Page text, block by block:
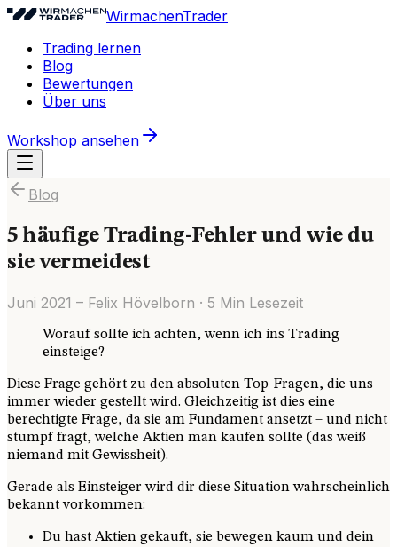
WirmachenTrader
Trading lernen
Blog
Bewertungen
Über uns
Workshop ansehen
Blog
5 häufige Trading-Fehler und wie du
sie vermeidest
Juni 2021 – Felix Hövelborn · 5 Min Lesezeit
Worauf sollte ich achten, wenn ich ins Trading
einsteige?
Diese Frage gehört zu den absoluten Top-Fragen, die uns
immer wieder gestellt wird. Gleichzeitig ist dies eine
berechtigte Frage, da sie am Fundament ansetzt – und nicht
stumpf fragt, welche Aktien man kaufen sollte (das weiß
niemand mit Gewissheit).
Gerade als Einsteiger wird dir diese Situation wahrscheinlich
bekannt vorkommen:
Du hast Aktien gekauft, sie bewegen kaum und dein